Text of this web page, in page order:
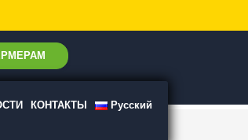
КОНТАКТЫ Русский